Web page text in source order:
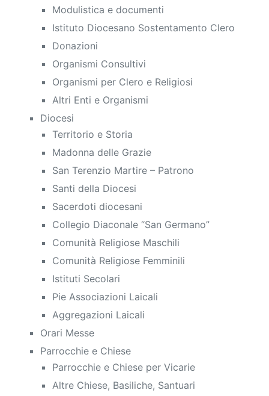
Modulistica e documenti
Istituto Diocesano Sostentamento Clero
Donazioni
Organismi Consultivi
Organismi per Clero e Religiosi
Altri Enti e Organismi
Diocesi
Territorio e Storia
Madonna delle Grazie
San Terenzio Martire – Patrono
Santi della Diocesi
Sacerdoti diocesani
Collegio Diaconale “San Germano”
Comunità Religiose Maschili
Comunità Religiose Femminili
Istituti Secolari
Pie Associazioni Laicali
Aggregazioni Laicali
Orari Messe
Parrocchie e Chiese
Parrocchie e Chiese per Vicarie
Altre Chiese, Basiliche, Santuari